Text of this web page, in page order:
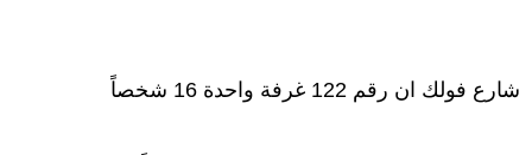
شارع فولك ان رقم 122 غرفة واحدة 16 شخصاً